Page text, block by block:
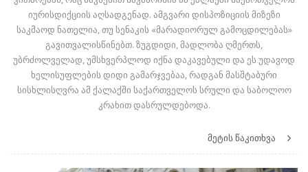
იურისდიქციის აღსადგენად. ამგვარი დისპოზიციის მიზეზი
საკმაოდ ნათელია, თუ სენაკის «მარადიორულ გამოცდილებას»
გავითვალისწინებთ. ზუგდიდი, მადლობა ღმერთს,
უბრძოლველად, უმსხვერპლოდ იქნა დაკავებული და ეს უდავოდ
ხელისუფლების დიდი გამარჯვებაა, რადგან მასშტაბური
სისხლისღვრა ამ ქალაქში საქართველოს სრული და საბოლოო
კრახით დასრულდებოდა.
მეტის წაკითხვა